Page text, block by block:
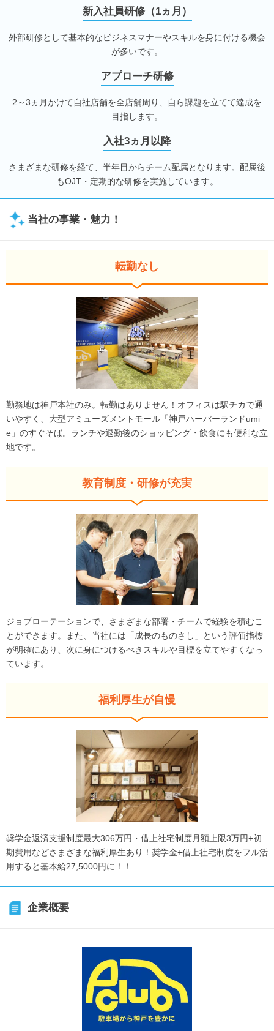
新入社員研修（1ヵ月）
外部研修として基本的なビジネスマナーやスキルを身に付ける機会
が多いです。
アプローチ研修
2～3ヵ月かけて自社店舗を全店舗周り、自ら課題を立てて達成を
目指します。
入社3ヵ月以降
さまざまな研修を経て、半年目からチーム配属となります。配属後
もOJT・定期的な研修を実施しています。
当社の事業・魅力！
転勤なし
勤務地は神戸本社のみ。転勤はありません！オフィスは駅チカで通
いやすく、大型アミューズメントモール「神戸ハーバーランドumi
e」のすぐそば。ランチや退勤後のショッピング・飲食にも便利な立
地です。
教育制度・研修が充実
ジョブローテーションで、さまざまな部署・チームで経験を積むこ
とができます。また、当社には「成長のものさし」という評価指標
が明確にあり、次に身につけるべきスキルや目標を立てやすくなっ
ています。
福利厚生が自慢
奨学金返済支援制度最大306万円・借上社宅制度月額上限3万円+初
期費用などさまざまな福利厚生あり！奨学金+借上社宅制度をフル活
用すると基本給27,5000円に！！
企業概要